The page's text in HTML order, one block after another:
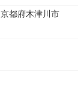
京都府木津川市